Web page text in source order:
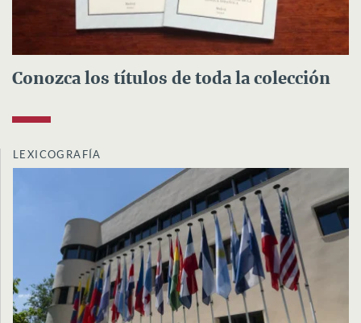
Conozca los títulos de toda la colección
LEXICOGRAFÍA